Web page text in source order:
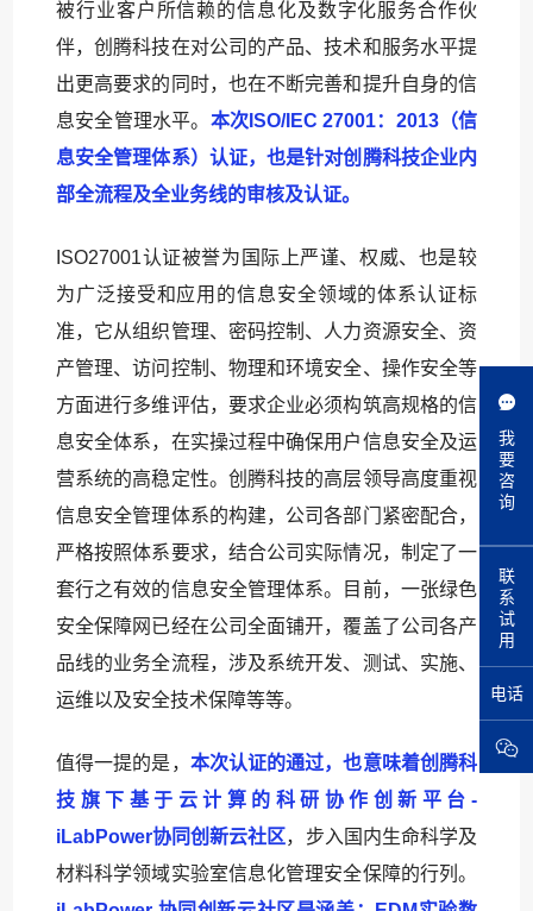
我
要
咨
询
联
系
试
用
电话
被行业客户所信赖的信息化及数字化服务合作伙
伴，创腾科技在对公司的产品、技术和服务水平提
出更高要求的同时，也在不断完善和提升自身的信
息安全管理水平。 本次ISO/IEC 27001：2013（信
息安全管理体系）认证，也是针对创腾科技企业内
部全流程及全业务线的审核及认证。
ISO27001认证被誉为国际上严谨、权威、也是较
为广泛接受和应用的信息安全领域的体系认证标
准，它从组织管理、密码控制、人力资源安全、资
产管理、访问控制、物理和环境安全、操作安全等
方面进行多维评估，要求企业必须构筑高规格的信
息安全体系，在实操过程中确保用户信息安全及运
营系统的高稳定性。创腾科技的高层领导高度重视
信息安全管理体系的构建，公司各部门紧密配合，
严格按照体系要求，结合公司实际情况，制定了一
套行之有效的信息安全管理体系。目前，一张绿色
安全保障网已经在公司全面铺开，覆盖了公司各产
品线的业务全流程，涉及系统开发、测试、实施、
运维以及安全技术保障等等。
值得一提的是， 本次认证的通过，也意味着创腾科
技旗下基于云计算的科研协作创新平台-
iLabPower协同创新云社区，步入国内生命科学及
材料科学领域实验室信息化管理安全保障的行列。